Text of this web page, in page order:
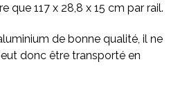
que 117 x 28,8 x 15 cm par rail.
de bonne qualité, il ne
donc être transporté en